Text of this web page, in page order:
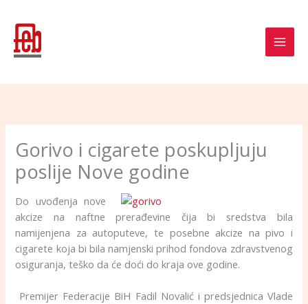
content
Gorivo i cigarete poskupljuju
poslije Nove godine
Do uvođenja nove
akcize na naftne prerađevine čija bi sredstva bila
namijenjena za autoputeve, te posebne akcize na pivo i
cigarete koja bi bila namjenski prihod fondova zdravstvenog
osiguranja, teško da će doći do kraja ove godine.
Premijer Federacije BiH Fadil Novalić i predsjednica Vlade